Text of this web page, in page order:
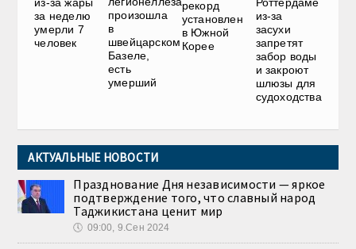
за неделю
умерли 7
человек
произошла
в
швейцарском
Базеле,
есть
умерший
рекорд
установлен
в Южной
Корее
Роттердаме
из-за
засухи
запретят
забор воды
и закроют
шлюзы для
судоходства
АКТУАЛЬНЫЕ НОВОСТИ
Празднование Дня независимости — яркое
подтверждение того, что славный народ
Таджикистана ценит мир
🕔 09:00, 9.Сен 2024